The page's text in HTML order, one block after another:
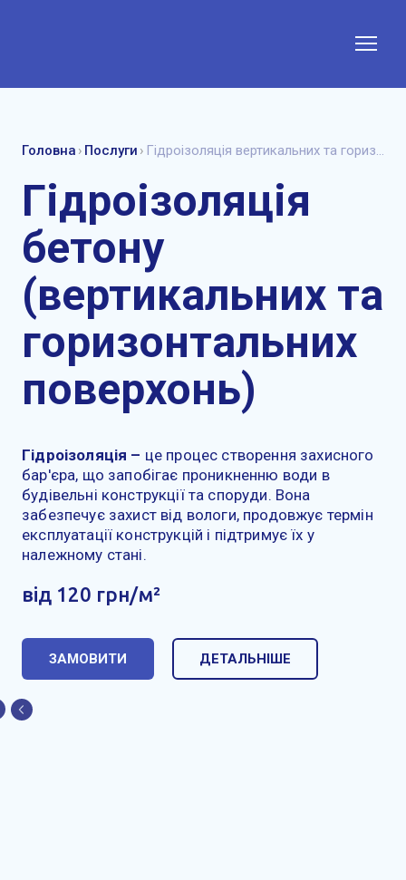
Головна › Послуги › Гідроізоляція вертикальних та горизонтальних поверхонь
Гідроізоляція
бетону
(вертикальних та
горизонтальних
поверхонь)
Гідроізоляція – це процес створення захисного
бар'єра, що запобігає проникненню води в
будівельні конструкції та споруди. Вона
забезпечує захист від вологи, продовжує термін
експлуатації конструкцій і підтримує їх у
належному стані.
від 120 грн/м²
ЗАМОВИТИ ДЕТАЛЬНІШЕ